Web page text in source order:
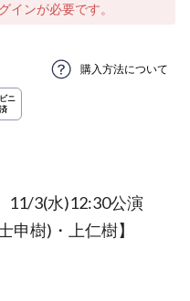
インが必要です。
購入方法について
11/3(水)12:30公演
申樹)・上仁樹】